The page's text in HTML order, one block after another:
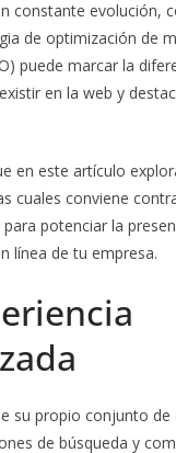
constante evolución,
de optimización de
puede marcar la
en la web y
en este artículo
cuales conviene
para potenciar la
línea de tu empresa.
su propio conjunto de
de búsqueda y